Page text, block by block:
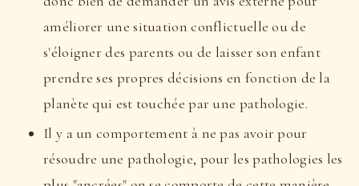
améliorer une situation conflictuelle ou de
s'éloigner des parents ou de laisser son enfant
prendre ses propres décisions en fonction de la
planète qui est touchée par une pathologie.
Il y a un comportement à ne pas avoir pour
résoudre une pathologie, pour les pathologies les